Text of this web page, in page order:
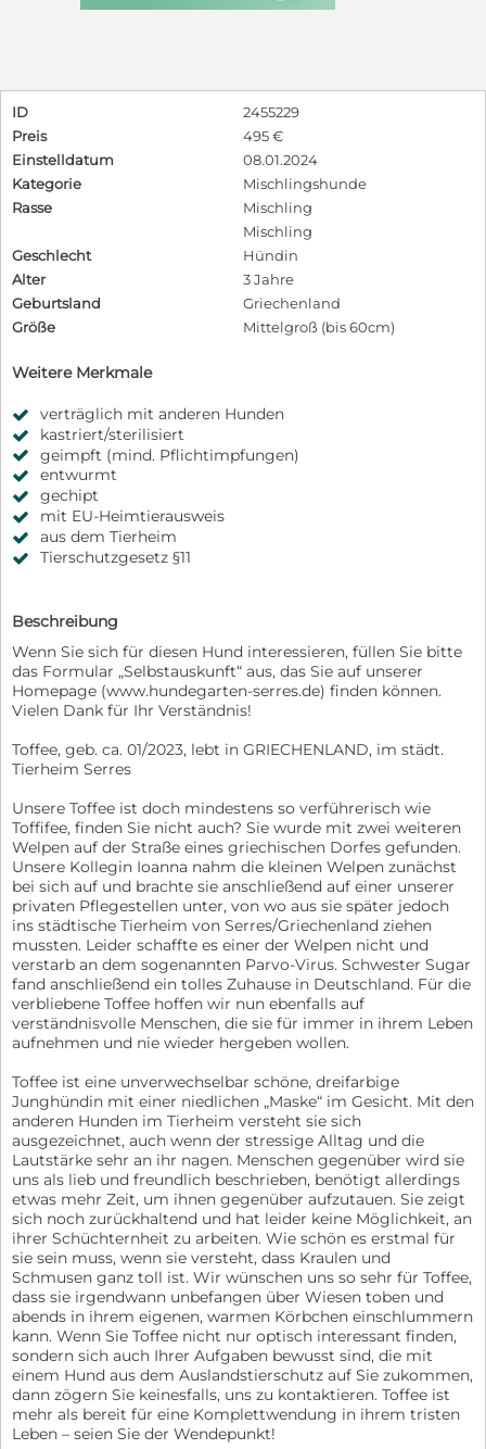
ID
2455229
Preis
495 €
Einstelldatum
08.01.2024
Kategorie
Mischlingshunde
Rasse
Mischling
Mischling
Geschlecht
Hündin
Alter
3 Jahre
Geburtsland
Griechenland
Größe
Mittelgroß (bis 60cm)
Weitere Merkmale
verträglich mit anderen Hunden
kastriert/sterilisiert
geimpft (mind. Pflichtimpfungen)
entwurmt
gechipt
mit EU-Heimtierausweis
aus dem Tierheim
Tierschutzgesetz §11
Beschreibung
Wenn Sie sich für diesen Hund interessieren, füllen Sie bitte
das Formular „Selbstauskunft“ aus, das Sie auf unserer
Homepage (www.hundegarten-serres.de) finden können.
Vielen Dank für Ihr Verständnis!
Toffee, geb. ca. 01/2023, lebt in GRIECHENLAND, im städt.
Tierheim Serres
Unsere Toffee ist doch mindestens so verführerisch wie
Toffifee, finden Sie nicht auch? Sie wurde mit zwei weiteren
Welpen auf der Straße eines griechischen Dorfes gefunden.
Unsere Kollegin Ioanna nahm die kleinen Welpen zunächst
bei sich auf und brachte sie anschließend auf einer unserer
privaten Pflegestellen unter, von wo aus sie später jedoch
ins städtische Tierheim von Serres/Griechenland ziehen
mussten. Leider schaffte es einer der Welpen nicht und
verstarb an dem sogenannten Parvo-Virus. Schwester Sugar
fand anschließend ein tolles Zuhause in Deutschland. Für die
verbliebene Toffee hoffen wir nun ebenfalls auf
verständnisvolle Menschen, die sie für immer in ihrem Leben
aufnehmen und nie wieder hergeben wollen.
Toffee ist eine unverwechselbar schöne, dreifarbige
Junghündin mit einer niedlichen „Maske“ im Gesicht. Mit den
anderen Hunden im Tierheim versteht sie sich
ausgezeichnet, auch wenn der stressige Alltag und die
Lautstärke sehr an ihr nagen. Menschen gegenüber wird sie
uns als lieb und freundlich beschrieben, benötigt allerdings
etwas mehr Zeit, um ihnen gegenüber aufzutauen. Sie zeigt
sich noch zurückhaltend und hat leider keine Möglichkeit, an
ihrer Schüchternheit zu arbeiten. Wie schön es erstmal für
sie sein muss, wenn sie versteht, dass Kraulen und
Schmusen ganz toll ist. Wir wünschen uns so sehr für Toffee,
dass sie irgendwann unbefangen über Wiesen toben und
abends in ihrem eigenen, warmen Körbchen einschlummern
kann. Wenn Sie Toffee nicht nur optisch interessant finden,
sondern sich auch Ihrer Aufgaben bewusst sind, die mit
einem Hund aus dem Auslandstierschutz auf Sie zukommen,
dann zögern Sie keinesfalls, uns zu kontaktieren. Toffee ist
mehr als bereit für eine Komplettwendung in ihrem tristen
Leben – seien Sie der Wendepunkt!